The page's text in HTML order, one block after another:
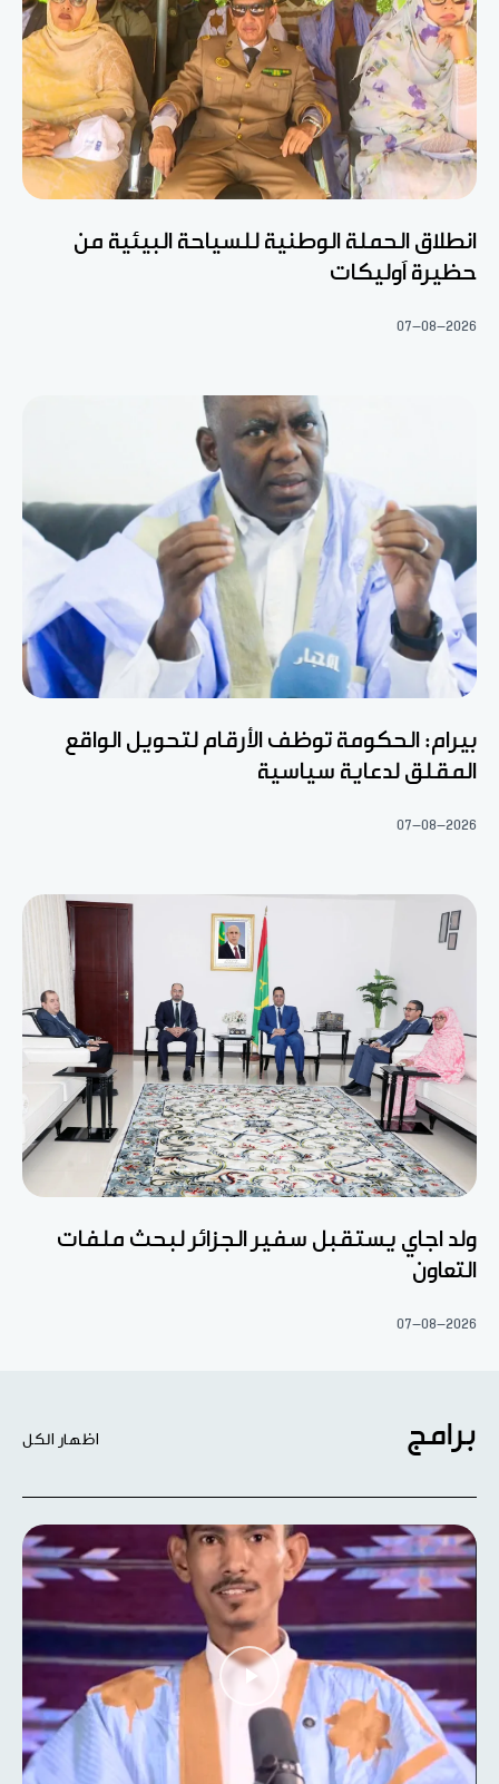
انطلاق الحملة الوطنية للسياحة البيئية من
حظيرة آوليكات
07-08-2026
بيرام: الحكومة توظف الأرقام لتحويل الواقع
المقلق لدعاية سياسية
07-08-2026
ولد اجاي يستقبل سفير الجزائر لبحث ملفات
التعاون
07-08-2026
برامج اظهار الكل